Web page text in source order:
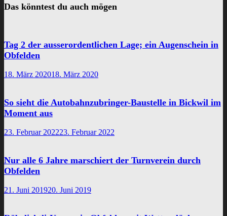
Das könntest du auch mögen
Tag 2 der ausserordentlichen Lage; ein Augenschein in
Obfelden
18. März 202018. März 2020
So sieht die Autobahnzubringer-Baustelle in Bickwil im
Moment aus
23. Februar 202223. Februar 2022
Nur alle 6 Jahre marschiert der Turnverein durch
Obfelden
21. Juni 201920. Juni 2019